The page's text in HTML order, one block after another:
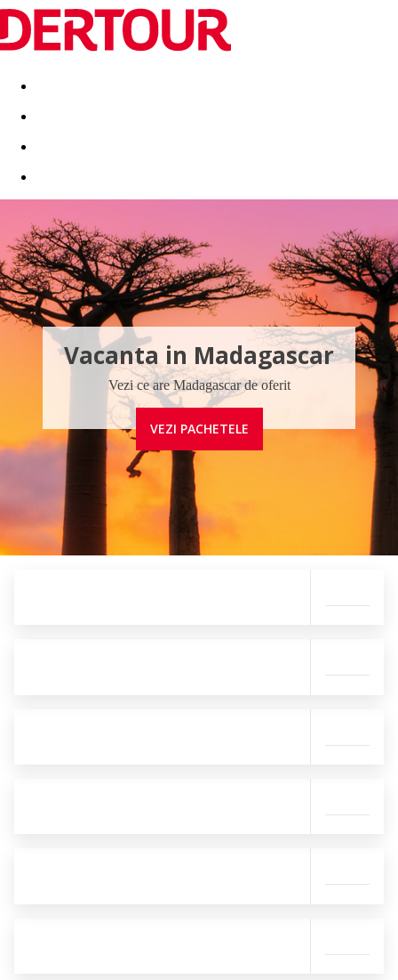
Destinatii Vacanta perfecta OFERTE DE NERATAT
Vacanta in Madagascar
Vezi ce are Madagascar de oferit
VEZI PACHETELE